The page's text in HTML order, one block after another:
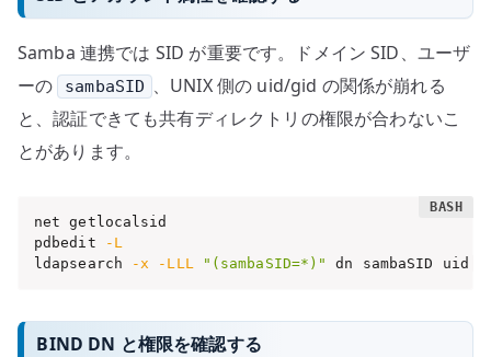
Samba 連携では SID が重要です。ドメイン SID、ユーザ
ーの
sambaSID 、UNIX 側の uid/gid の関係が崩れる
と、認証できても共有ディレクトリの権限が合わないこ
とがあります。
net getlocalsid
pdbedit
-L
ldapsearch
-x -LLL "(sambaSID=*)" dn sambaSID uid
BIND DN と権限を確認する